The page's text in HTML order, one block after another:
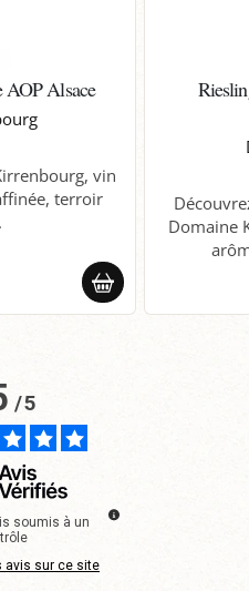
AOP Alsace
vin
terroir
Domaine
/5
soumis à un
avis sur ce site